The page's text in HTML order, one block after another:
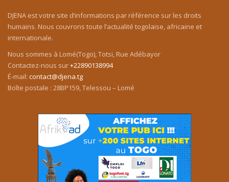
DJENA est votre site d’informations par référence sur les droits
humains. Nous couvrons toute l’actualité togolaise, africaine et
internationale.
Nous sommes à Lomé(Togo), Totsi, Rue Adébayor
Contactez-nous sur+22890138994
É-mail: contact@djena.tg
Boîte postale : 28BP159, Telessou – Lomé